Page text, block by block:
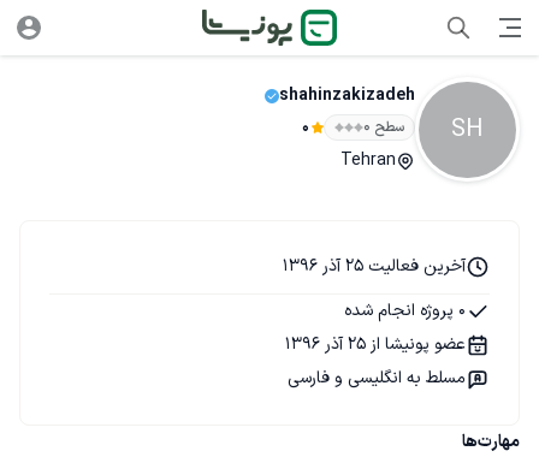
SH
shahinzakizadeh
سطح ۰ 0
Tehran
مهارت‌ها
آخرین فعالیت 25 آذر 1396
0 پروژه انجام شده
عضو پونیشا از 25 آذر 1396
مسلط به انگلیسی و فارسی